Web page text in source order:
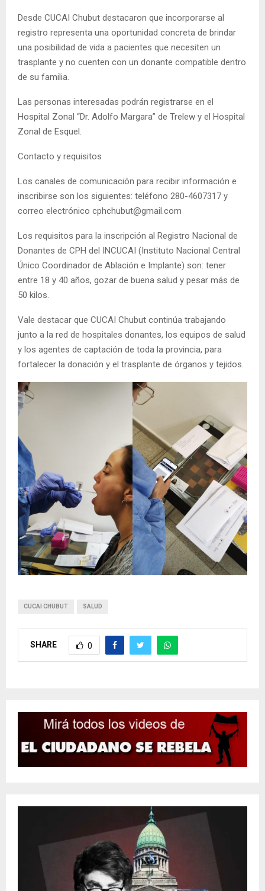
Desde CUCAI Chubut destacaron que incorporarse al
registro representa una oportunidad concreta de brindar
una posibilidad de vida a pacientes que necesiten un
trasplante y no cuenten con un donante compatible dentro
de su familia.
Las personas interesadas podrán registrarse en el
Hospital Zonal “Dr. Adolfo Margara” de Trelew y el Hospital
Zonal de Esquel.
Contacto y requisitos
Los canales de comunicación para recibir información e
inscribirse son los siguientes: teléfono 280-4607317 y
correo electrónico cphchubut@gmail.com
Los requisitos para la inscripción al Registro Nacional de
Donantes de CPH del INCUCAI (Instituto Nacional Central
Único Coordinador de Ablación e Implante) son: tener
entre 18 y 40 años, gozar de buena salud y pesar más de
50 kilos.
Vale destacar que CUCAI Chubut continúa trabajando
junto a la red de hospitales donantes, los equipos de salud
y los agentes de captación de toda la provincia, para
fortalecer la donación y el trasplante de órganos y tejidos.
CUCAI CHUBUT SALUD
SHARE 0